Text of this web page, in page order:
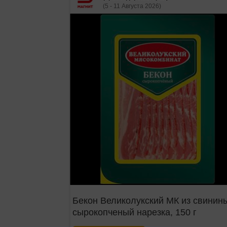
(5 - 11 Августа 2026)
Бекон Великолукский МК из
сырокопченый нарезка, 150 г